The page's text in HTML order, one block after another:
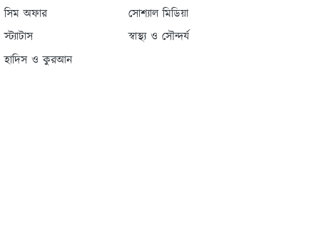
সিম অফার
সোশ্যাল মিডিয়া
স্ট্যাটাস
স্বাস্থ্য ও সৌন্দর্য
হাদিস ও কুরআন